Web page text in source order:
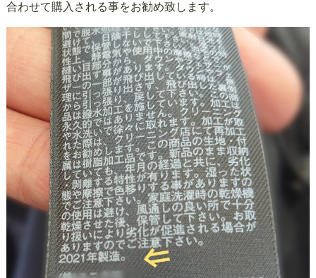
合わせて購入される事をお勧め致します。